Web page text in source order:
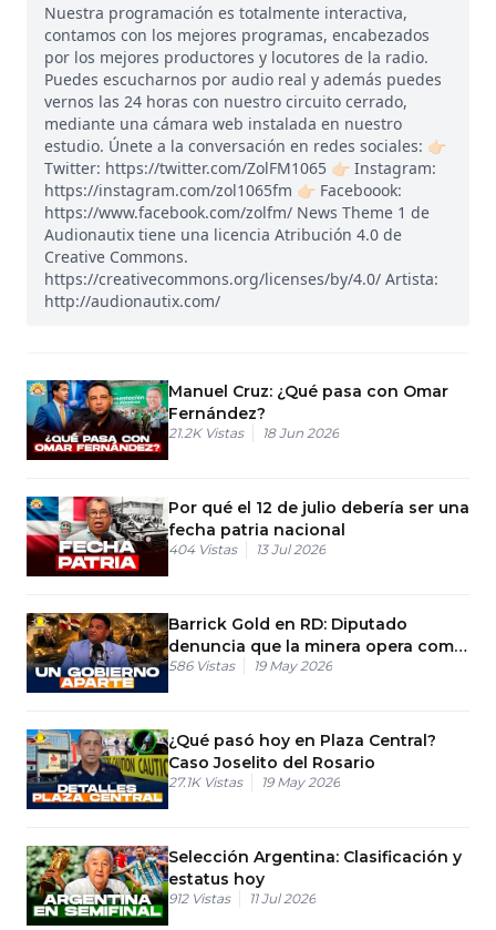
Nuestra programación es totalmente interactiva,
contamos con los mejores programas, encabezados
por los mejores productores y locutores de la radio.
Puedes escucharnos por audio real y además puedes
vernos las 24 horas con nuestro circuito cerrado,
mediante una cámara web instalada en nuestro
estudio. Únete a la conversación en redes sociales: 👉🏻
Twitter: https://twitter.com/ZolFM1065 👉🏻 Instagram:
https://instagram.com/zol1065fm 👉🏻 Faceboook:
https://www.facebook.com/zolfm/ News Theme 1 de
Audionautix tiene una licencia Atribución 4.0 de
Creative Commons.
https://creativecommons.org/licenses/by/4.0/ Artista:
http://audionautix.com/
Manuel Cruz: ¿Qué pasa con Omar
Fernández?
21.2K Vistas 18 Jun 2026
Por qué el 12 de julio debería ser una
fecha patria nacional
404 Vistas 13 Jul 2026
Barrick Gold en RD: Diputado
denuncia que la minera opera como
un "gobierno aparte"
586 Vistas 19 May 2026
¿Qué pasó hoy en Plaza Central?
Caso Joselito del Rosario
27.1K Vistas 19 May 2026
Selección Argentina: Clasificación y
estatus hoy
912 Vistas 11 Jul 2026